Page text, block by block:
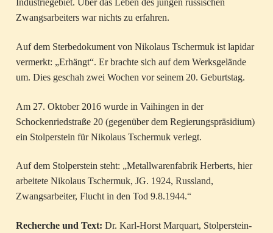
Industriegebiet. Über das Leben des jungen russischen
Zwangsarbeiters war nichts zu erfahren.
Auf dem Sterbedokument von Nikolaus Tschermuk ist lapidar
vermerkt: „Erhängt“. Er brachte sich auf dem Werksgelände
um. Dies geschah zwei Wochen vor seinem 20. Geburtstag.
Am 27. Oktober 2016 wurde in Vaihingen in der
Schockenriedstraße 20 (gegenüber dem Regierungspräsidium)
ein Stolperstein für Nikolaus Tschermuk verlegt.
Auf dem Stolperstein steht: „Metallwarenfabrik Herberts, hier
arbeitete Nikolaus Tschermuk, JG. 1924, Russland,
Zwangsarbeiter, Flucht in den Tod 9.8.1944.“
Recherche und Text: Dr. Karl-Horst Marquart, Stolperstein-